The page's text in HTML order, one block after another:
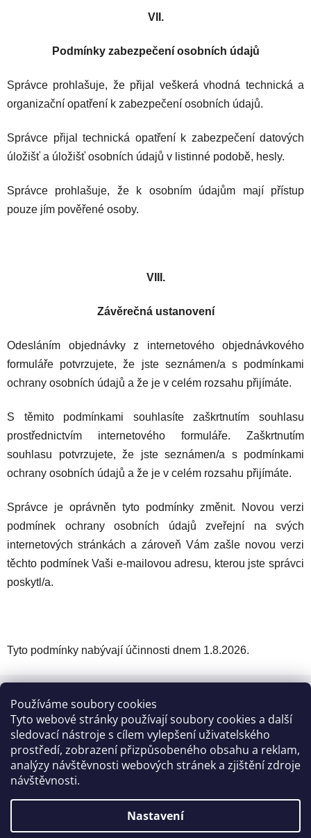
Používáme soubory cookies
Tyto webové stránky používají soubory cookies a další
sledovací nástroje s cílem vylepšení uživatelského
prostředí, zobrazení přizpůsobeného obsahu a reklam,
analýzy návštěvnosti webových stránek a zjištění zdroje
návštěvnosti.
Nastavení
VII.
Podmínky zabezpečení osobních údajů
Správce prohlašuje, že přijal veškerá vhodná technická a
organizační opatření k zabezpečení osobních údajů.
Správce přijal technická opatření k zabezpečení datových
úložišť a úložišť osobních údajů v listinné podobě, hesly.
Správce prohlašuje, že k osobním údajům mají přístup
pouze jím pověřené osoby.
VIII.
Závěrečná ustanovení
Odesláním objednávky z internetového objednávkového
formuláře potvrzujete, že jste seznámen/a s podmínkami
ochrany osobních údajů a že je v celém rozsahu přijímáte.
S těmito podmínkami souhlasíte zaškrtnutím souhlasu
prostřednictvím internetového formuláře. Zaškrtnutím
souhlasu potvrzujete, že jste seznámen/a s podmínkami
ochrany osobních údajů a že je v celém rozsahu přijímáte.
Správce je oprávněn tyto podmínky změnit. Novou verzi
podmínek ochrany osobních údajů zveřejní na svých
internetových stránkách a zároveň Vám zašle novou verzi
těchto podmínek Vaši e-mailovou adresu, kterou jste správci
poskytl/a.
Tyto podmínky nabývají účinnosti dnem 1.8.2026.
Z
Kontakt
info@zahradnictvi-rool.cz
+420728 841700